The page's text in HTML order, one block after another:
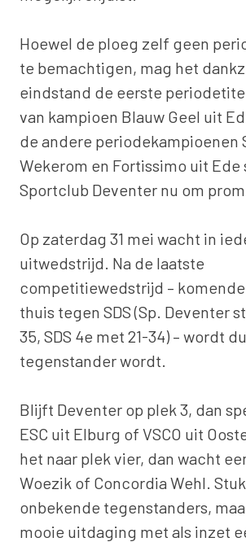
Hoewel de ploeg zelf geen
te bemachtigen, mag het
eindstand de eerste
van kampioen Blauw Geel uit
de andere periodekampioenen
Wekerom en Fortissimo uit Ede
Sportclub Deventer nu om
Op zaterdag 31 mei wacht in
uitwedstrijd. Na de laatste
competitiewedstrijd –
thuis tegen SDS (Sp. Deventer
35, SDS 4e met 21-34) – wordt
tegenstander wordt.
Blijft Deventer op plek 3, dan
ESC uit Elburg of VSCO uit
het naar plek vier, dan wacht
Woezik of Concordia Wehl.
onbekende tegenstanders,
mooie uitdaging met als inzet